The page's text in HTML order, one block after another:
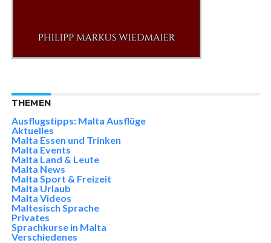
THEMEN
Ausflugstipps: Malta Ausflüge
Aktuelles
Malta Essen und Trinken
Malta Events
Malta Land & Leute
Malta News
Malta Sport & Freizeit
Malta Urlaub
Malta Videos
Maltesisch Sprache
Privates
Sprachkurse in Malta
Verschiedenes